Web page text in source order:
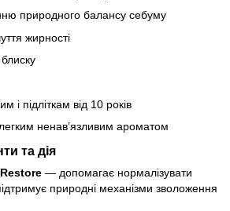
природного балансу себуму
жирності
і підліткам від 10 років
ненав’язливим ароматом
та дія
— допомагає нормалізувати
природні механізми зволоження